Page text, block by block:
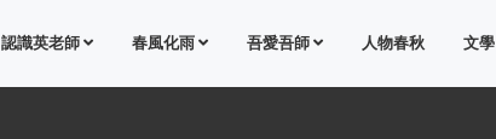
認識英老師 春風化雨 吾愛吾師 人物春秋 文